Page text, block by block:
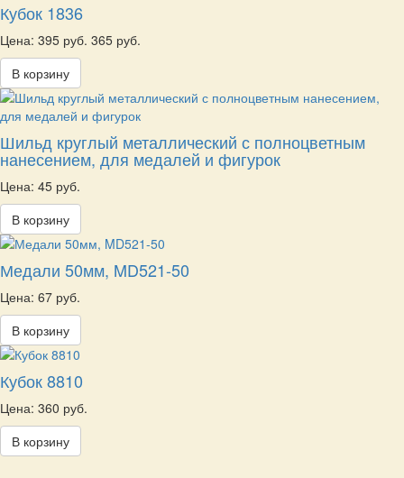
Кубок 1836
Цена: 395 руб. 365 руб.
В корзину
Шильд круглый металлический с полноцветным
нанесением, для медалей и фигурок
Цена: 45 руб.
В корзину
Медали 50мм, MD521-50
Цена: 67 руб.
В корзину
Кубок 8810
Цена: 360 руб.
В корзину